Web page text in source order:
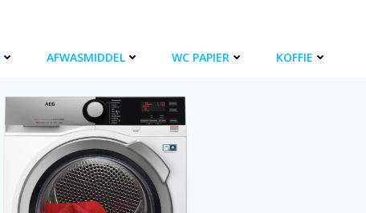
AFWASMIDDEL WC PAPIER KOFFIE